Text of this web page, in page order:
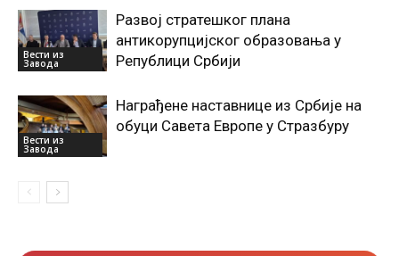
Вести из
Завода
Развој стратешког плана
антикорупцијског образовања у
Републици Србији
Вести из
Завода
Награђене наставнице из Србије на
обуци Савета Европе у Стразбуру